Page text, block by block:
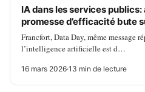
IA dans les services publics:
promesse d’efficacité bute
Francfort, Data Day, même message
l’intelligence artificielle est d…
16 mars 2026·13 min de lecture